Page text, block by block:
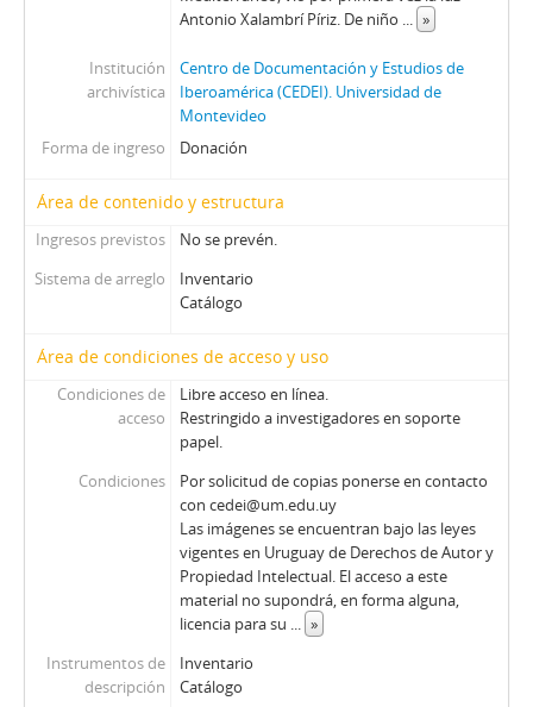
Antonio Xalambrí Píriz. De niño ... »
Institución
archivística
Centro de Documentación y Estudios de
Iberoamérica (CEDEI). Universidad de
Montevideo
Forma de ingreso
Donación
Área de contenido y estructura
Ingresos previstos
No se prevén.
Sistema de arreglo
Inventario
Catálogo
Área de condiciones de acceso y uso
Condiciones de
acceso
Libre acceso en línea.
Restringido a investigadores en soporte
papel.
Condiciones
Por solicitud de copias ponerse en contacto
con cedei@um.edu.uy
Las imágenes se encuentran bajo las leyes
vigentes en Uruguay de Derechos de Autor y
Propiedad Intelectual. El acceso a este
material no supondrá, en forma alguna,
licencia para su ... »
Instrumentos de
descripción
Inventario
Catálogo